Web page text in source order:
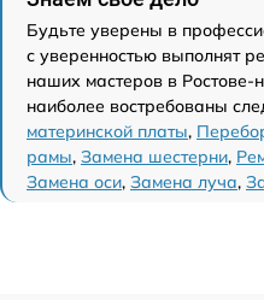
Будьте уверены в
с уверенностью выполнят
наших мастеров в Ростове-
наиболее востребованы
материнской платы,
рамы, Замена шестерни,
Замена оси, Замена луча,